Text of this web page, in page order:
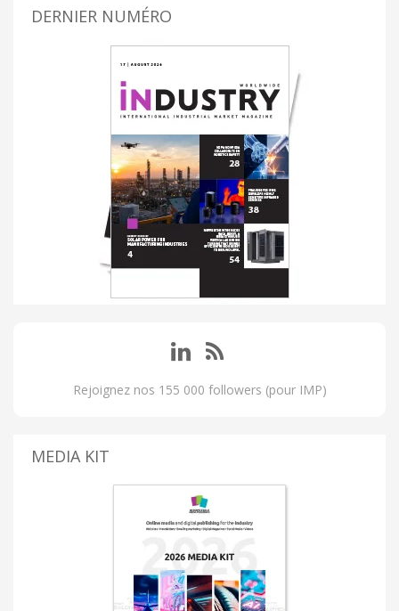
DERNIER NUMÉRO
Rejoignez nos 155 000 followers (pour IMP)
MEDIA KIT